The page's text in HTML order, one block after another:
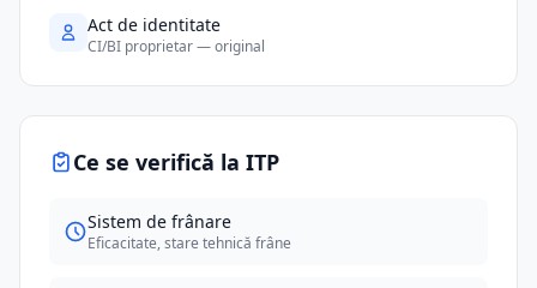
Act de identitate
CI/BI proprietar — original
Ce se verifică la ITP
Sistem de frânare
Eficacitate, stare tehnică frâne